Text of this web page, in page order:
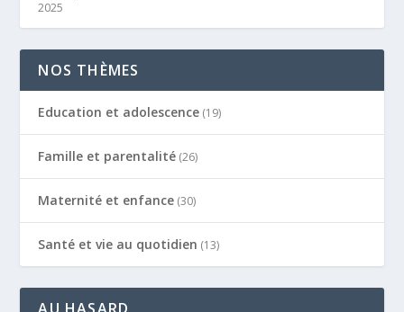
2025
NOS THÈMES
Education et adolescence (19)
Famille et parentalité (26)
Maternité et enfance (30)
Santé et vie au quotidien (13)